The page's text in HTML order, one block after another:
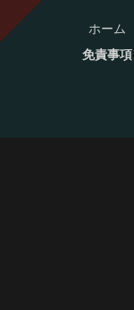
ホーム
免責事項